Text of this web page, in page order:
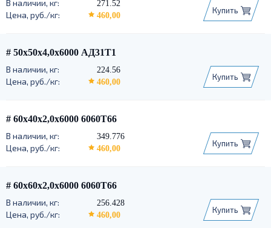
271.52
460,00
Купить
# 50х50х4,0х6000 АД31Т1
224.56
460,00
Купить
# 60х40х2,0х6000 6060Т66
349.776
460,00
Купить
# 60х60х2,0х6000 6060Т66
256.428
460,00
Купить